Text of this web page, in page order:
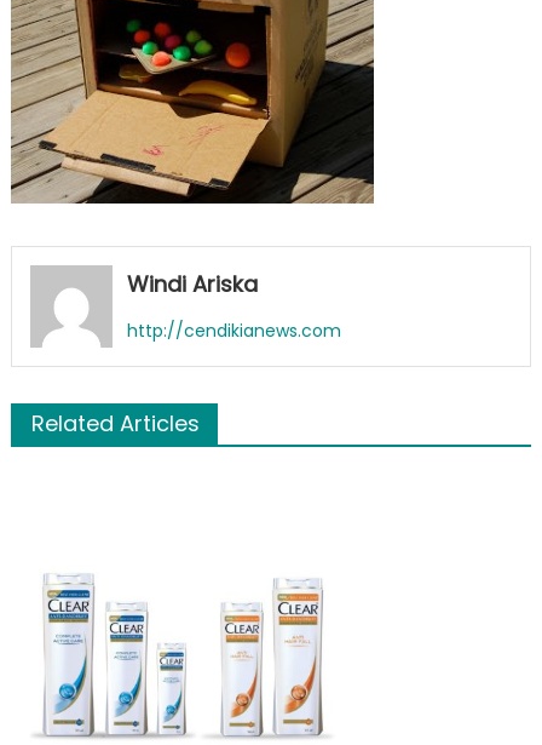
Windi Ariska
http://cendikianews.com
Related Articles